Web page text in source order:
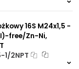
16S M24x1,5 -
free/Zn-Ni,
1/2NPT